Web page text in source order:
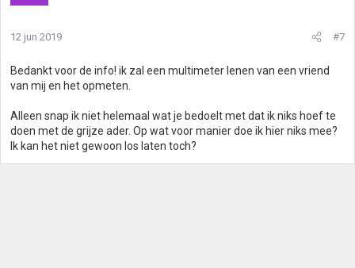
12 jun 2019 #7
Bedankt voor de info! ik zal een multimeter lenen van een vriend
van mij en het opmeten.
Alleen snap ik niet helemaal wat je bedoelt met dat ik niks hoef te
doen met de grijze ader. Op wat voor manier doe ik hier niks mee?
Ik kan het niet gewoon los laten toch?